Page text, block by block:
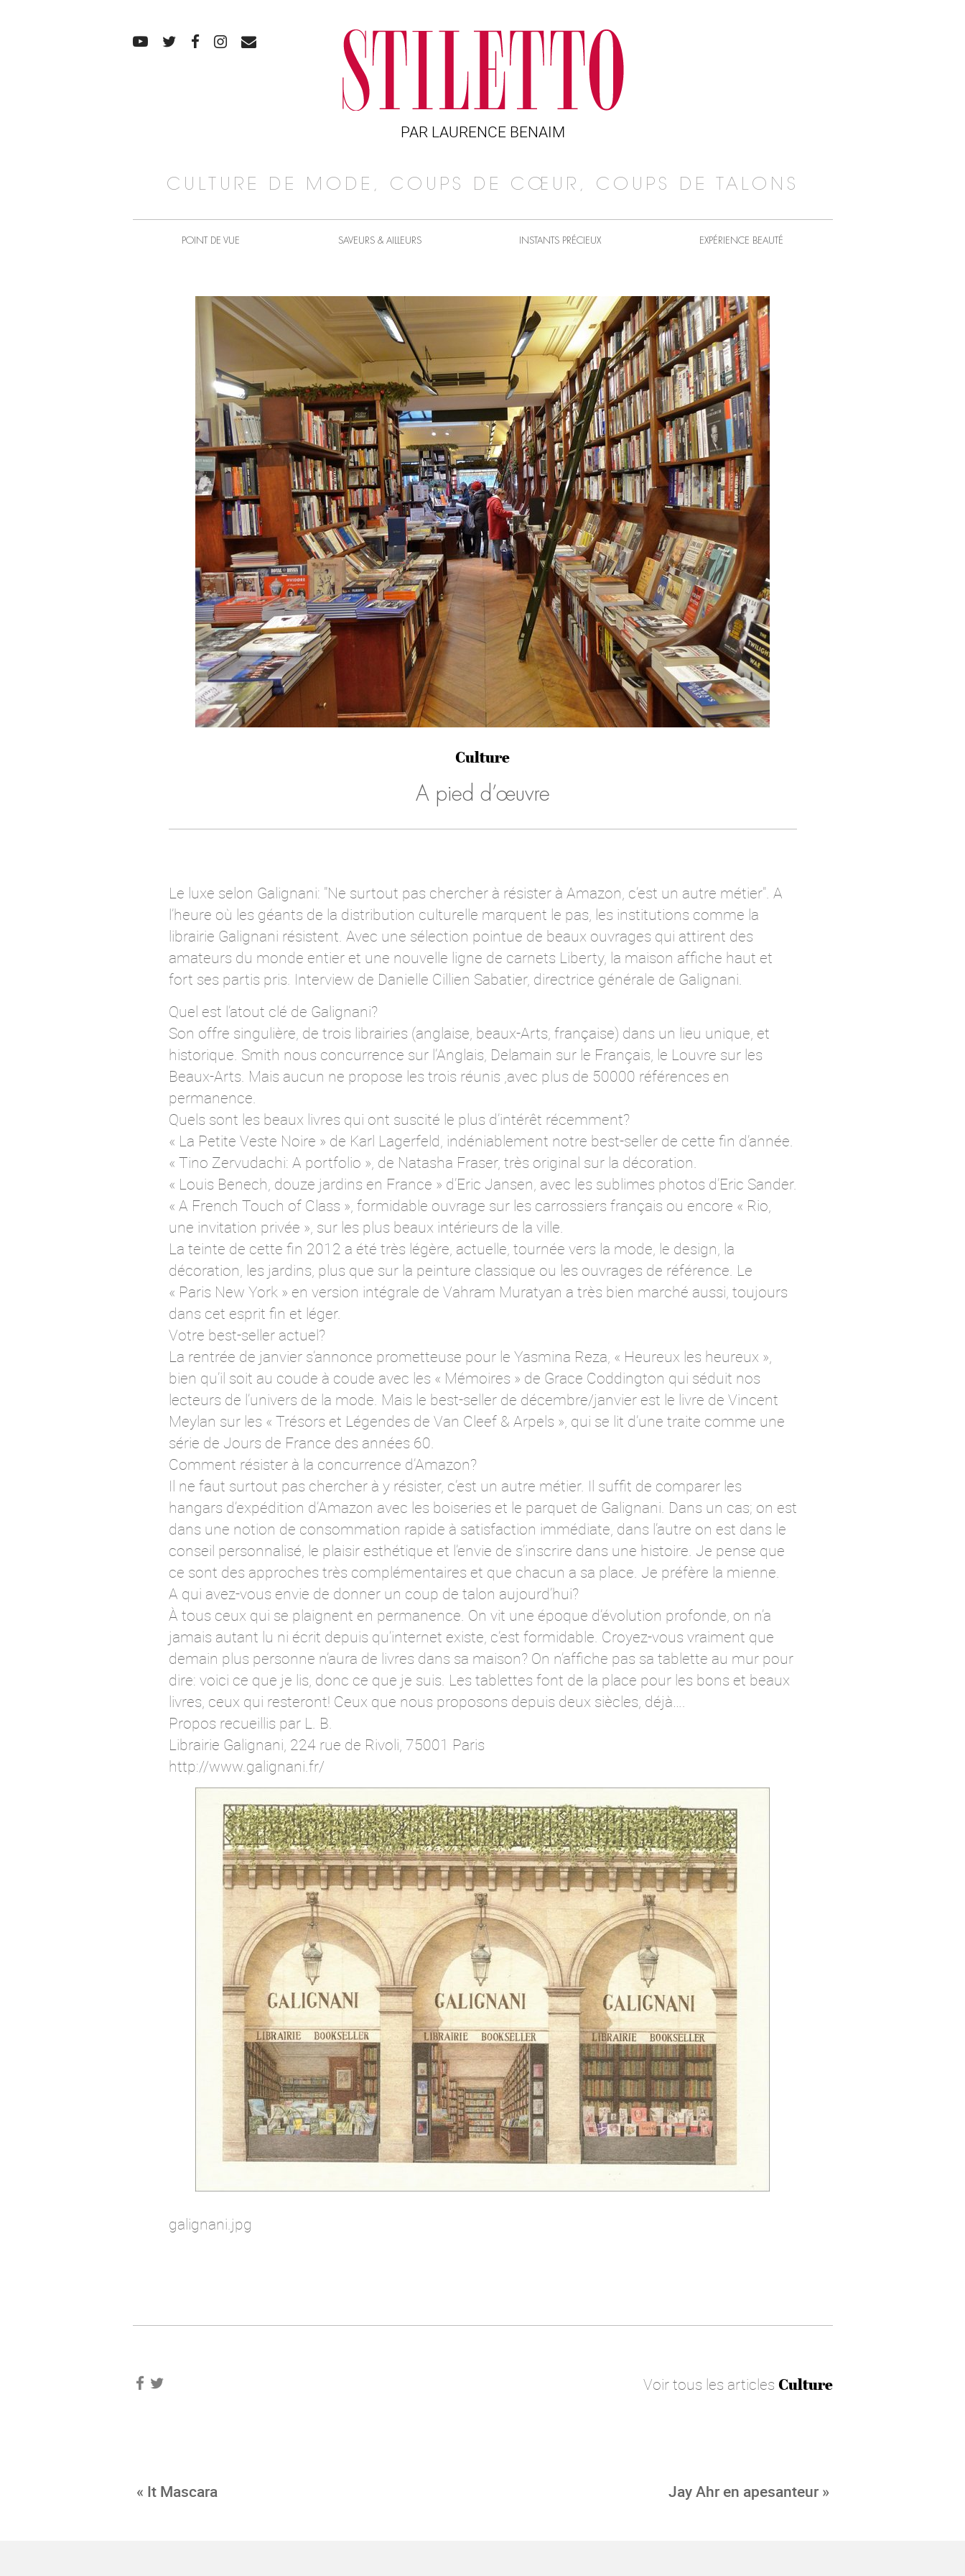
PAR LAURENCE BENAIM
CULTURE DE MODE, COUPS DE CŒUR, COUPS DE TALONS
POINT DE VUE SAVEURS & AILLEURS INSTANTS PRÉCIEUX EXPÉRIENCE BEAUTÉ
Culture
A pied d’œuvre
Le luxe selon Galignani: "Ne surtout pas chercher à résister à Amazon, c’est un autre métier". A
l’heure où les géants de la distribution culturelle marquent le pas, les institutions comme la
librairie Galignani résistent. Avec une sélection pointue de beaux ouvrages qui attirent des
amateurs du monde entier et une nouvelle ligne de carnets Liberty, la maison affiche haut et
fort ses partis pris. Interview de Danielle Cillien Sabatier, directrice générale de Galignani.
Quel est l’atout clé de Galignani?
Son offre singulière, de trois librairies (anglaise, beaux-Arts, française) dans un lieu unique, et
historique. Smith nous concurrence sur l’Anglais, Delamain sur le Français, le Louvre sur les
Beaux-Arts. Mais aucun ne propose les trois réunis ,avec plus de 50000 références en
permanence.
Quels sont les beaux livres qui ont suscité le plus d’intérêt récemment?
« La Petite Veste Noire » de Karl Lagerfeld, indéniablement notre best-seller de cette fin d’année.
« Tino Zervudachi: A portfolio », de Natasha Fraser, très original sur la décoration.
« Louis Benech, douze jardins en France » d’Eric Jansen, avec les sublimes photos d’Eric Sander.
« A French Touch of Class », formidable ouvrage sur les carrossiers français ou encore « Rio,
une invitation privée », sur les plus beaux intérieurs de la ville.
La teinte de cette fin 2012 a été très légère, actuelle, tournée vers la mode, le design, la
décoration, les jardins, plus que sur la peinture classique ou les ouvrages de référence. Le
« Paris New York » en version intégrale de Vahram Muratyan a très bien marché aussi, toujours
dans cet esprit fin et léger.
Votre best-seller actuel?
La rentrée de janvier s’annonce prometteuse pour le Yasmina Reza, « Heureux les heureux »,
bien qu’il soit au coude à coude avec les « Mémoires » de Grace Coddington qui séduit nos
lecteurs de l’univers de la mode. Mais le best-seller de décembre/janvier est le livre de Vincent
Meylan sur les « Trésors et Légendes de Van Cleef & Arpels », qui se lit d’une traite comme une
série de Jours de France des années 60.
Comment résister à la concurrence d’Amazon?
Il ne faut surtout pas chercher à y résister, c’est un autre métier. Il suffit de comparer les
hangars d’expédition d’Amazon avec les boiseries et le parquet de Galignani. Dans un cas; on est
dans une notion de consommation rapide à satisfaction immédiate, dans l’autre on est dans le
conseil personnalisé, le plaisir esthétique et l’envie de s’inscrire dans une histoire. Je pense que
ce sont des approches très complémentaires et que chacun a sa place. Je préfère la mienne.
A qui avez-vous envie de donner un coup de talon aujourd’hui?
À tous ceux qui se plaignent en permanence. On vit une époque d’évolution profonde, on n’a
jamais autant lu ni écrit depuis qu’internet existe, c’est formidable. Croyez-vous vraiment que
demain plus personne n’aura de livres dans sa maison? On n’affiche pas sa tablette au mur pour
dire: voici ce que je lis, donc ce que je suis. Les tablettes font de la place pour les bons et beaux
livres, ceux qui resteront! Ceux que nous proposons depuis deux siècles, déjà….
Propos recueillis par L. B.
Librairie Galignani, 224 rue de Rivoli, 75001 Paris
http://www.galignani.fr/
galignani.jpg
Voir tous les articles Culture
« It Mascara Jay Ahr en apesanteur »